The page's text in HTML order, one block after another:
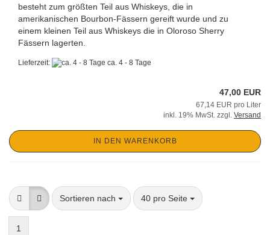
besteht zum größten Teil aus Whiskeys, die in
amerikanischen Bourbon-Fässern gereift wurde und zu
einem kleinen Teil aus Whiskeys die in Oloroso Sherry
Fässern lagerten.
Lieferzeit: ca. 4 - 8 Tage
47,00 EUR
67,14 EUR pro Liter
inkl. 19% MwSt. zzgl. Versand
IN DEN WARENKORB
Sortieren nach
Sortieren nach 40 pro Seite
pro Seite
1